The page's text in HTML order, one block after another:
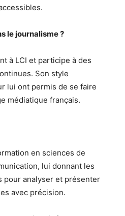
le journalisme ?
à LCI et participe à des
Son style
lui ont permis de se faire
médiatique français.
en sciences de
lui donnant les
pour analyser et présenter
avec précision.